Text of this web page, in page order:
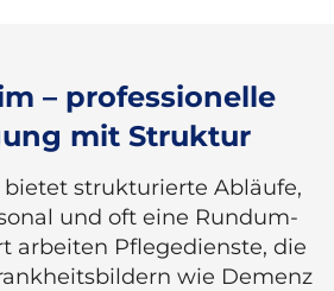
– professionelle
mit Struktur
strukturierte Abläufe,
und oft eine Rundum-
arbeiten Pflegedienste, die
wie Demenz